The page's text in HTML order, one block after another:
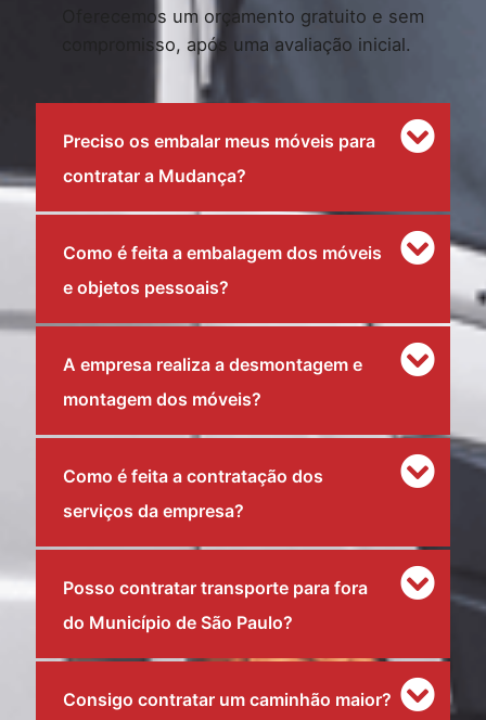
Oferecemos um orçamento gratuito e sem
compromisso, após uma avaliação inicial.
Preciso os embalar meus móveis para
contratar a Mudança?
Como é feita a embalagem dos móveis
e objetos pessoais?
A empresa realiza a desmontagem e
montagem dos móveis?
Como é feita a contratação dos
serviços da empresa?
Posso contratar transporte para fora
do Município de São Paulo?
Consigo contratar um caminhão maior?